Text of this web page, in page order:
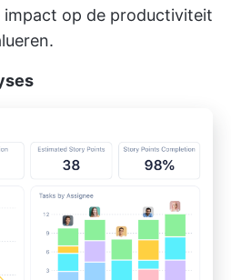
op de productiviteit